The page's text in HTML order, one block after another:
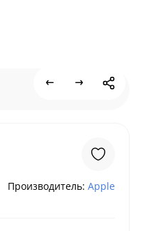
Производитель: Apple